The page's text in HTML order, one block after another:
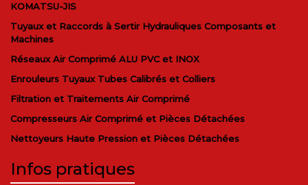
KOMATSU-JIS
Tuyaux et Raccords à Sertir Hydrauliques Composants et
Machines
Réseaux Air Comprimé ALU PVC et INOX
Enrouleurs Tuyaux Tubes Calibrés et Colliers
Filtration et Traitements Air Comprimé
Compresseurs Air Comprimé et Pièces Détachées
Nettoyeurs Haute Pression et Pièces Détachées
Infos pratiques